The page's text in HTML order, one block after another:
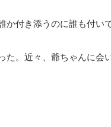
付き添うのに誰も付い
た。近々、爺ちゃんに会